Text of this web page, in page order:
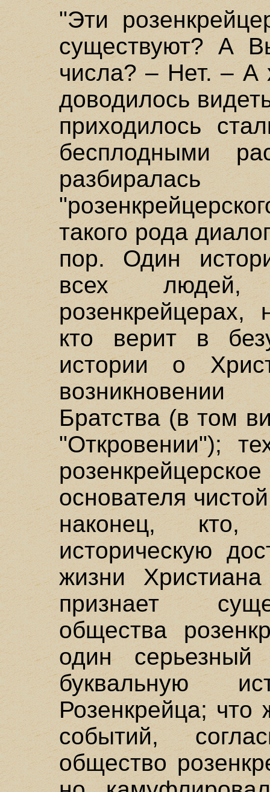
"Эти
существуют? А
числа? – Нет. – А
доводилось
приходилось
бесплодными
такого рода
пор. Один
всех людей,
розенкрейцерах,
кто верит в
истории о
Братства (в том
"Откровении");
основателя
наконец,
историческую
жизни
признает
общества
один
буквальную
Розенкрейца; что
событий,
общество